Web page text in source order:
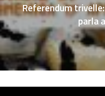
Referendum
parla